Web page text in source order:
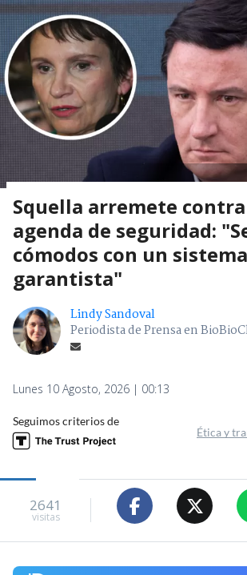
Squella arremete
agenda de seguridad:
cómodos con un sistema
garantista"
Lindy Sandoval
Periodista de Prensa en
Lunes 10 Agosto, 2026 | 00:13
Seguimos criterios de
Ética y
2641
visitas